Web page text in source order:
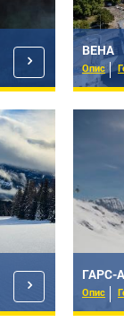
ВЕНА
Опис
Опис